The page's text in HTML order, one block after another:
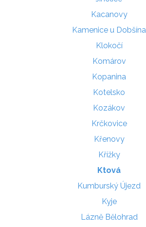
Kacanovy
Kamenice u Dobšína
Klokočí
Komárov
Kopanina
Kotelsko
Kozákov
Krčkovice
Křenovy
Křížky
Ktová
Kumburský Újezd
Kyje
Lázně Bělohrad